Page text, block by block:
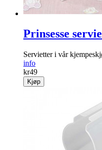
Prinsesse
Servietter i vår
info
kr49
Kjøp